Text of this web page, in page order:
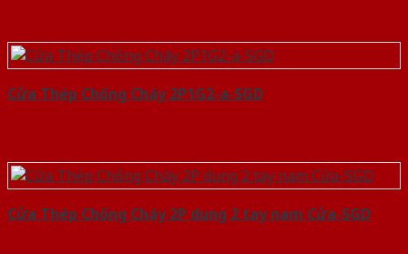
Cửa Thép Chống Cháy 2P1G2-a-SGD
Cửa Thép Chống Cháy 2P dung 2 tay nam Cửa-SGD